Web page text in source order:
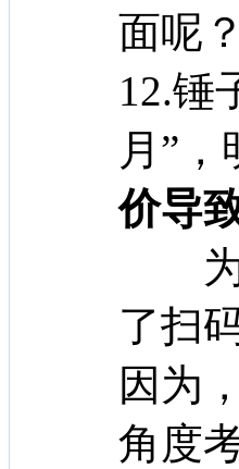
面呢？
12.锤
月”
价导
为
了扫
因为
角度